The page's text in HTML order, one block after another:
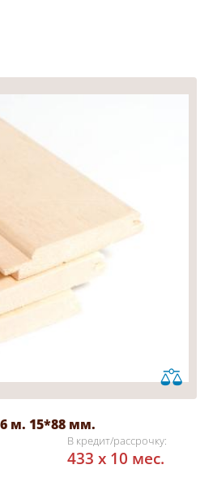
м. 15*88 мм.
В кредит/рассрочку:
433 x 10 мес.